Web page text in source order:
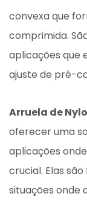
convexa que
comprimida.
aplicações que
ajuste de pré-
Arruela de
oferecer uma
aplicações
crucial. Elas
situações onde